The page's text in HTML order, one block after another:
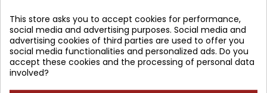
- 6.00 zł
favorite_border
This store asks you to accept cookies for performance,
social media and advertising purposes. Social media and
advertising cookies of third parties are used to offer you
social media functionalities and personalized ads. Do you
accept these cookies and the processing of personal data
involved?